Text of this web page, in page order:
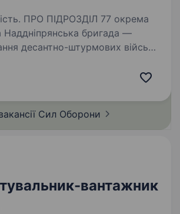
окрема
Наддніпрянська бригада —
десантно-штурмових військ
Сил Оборони
вантажник